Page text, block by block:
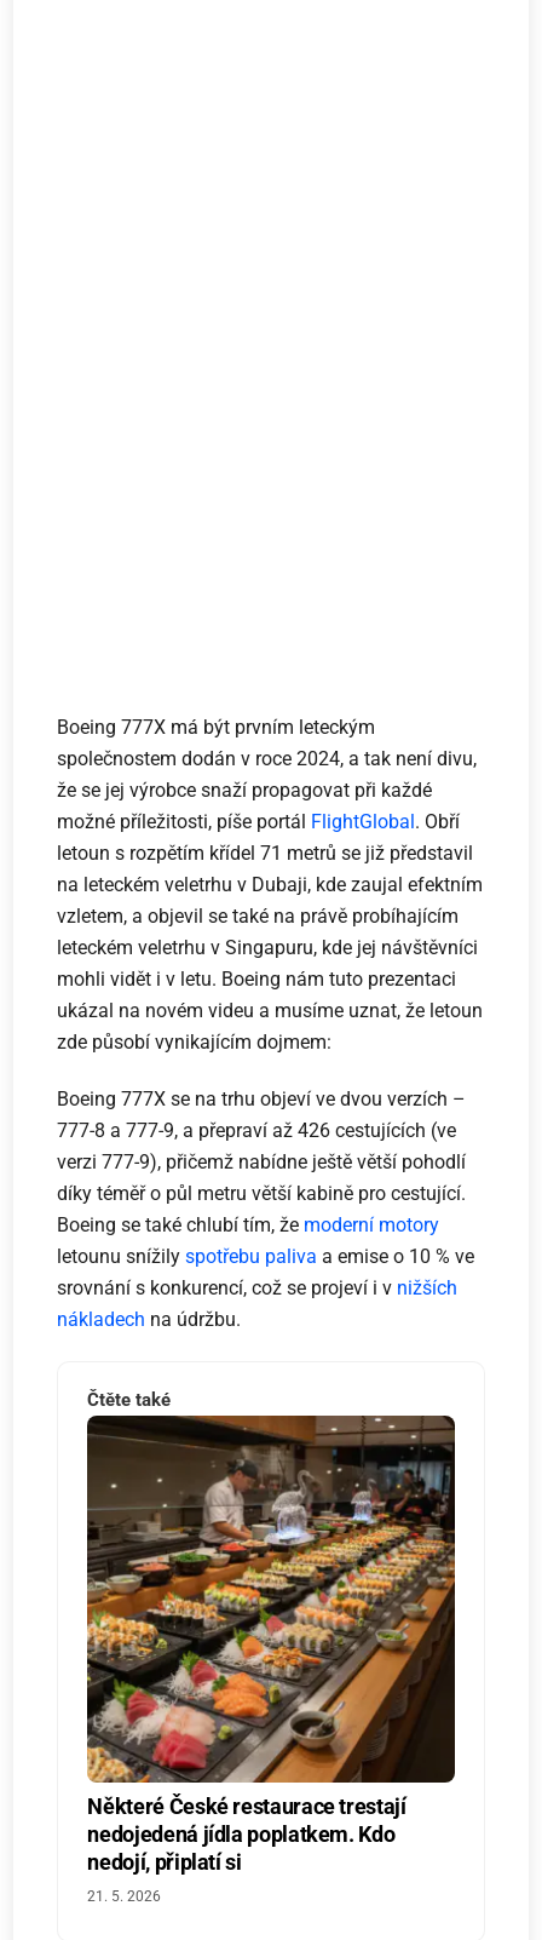
Boeing 777X má být prvním leteckým
společnostem dodán v roce 2024, a tak není divu,
že se jej výrobce snaží propagovat při každé
možné příležitosti, píše portál FlightGlobal. Obří
letoun s rozpětím křídel 71 metrů se již představil
na leteckém veletrhu v Dubaji, kde zaujal efektním
vzletem, a objevil se také na právě probíhajícím
leteckém veletrhu v Singapuru, kde jej návštěvníci
mohli vidět i v letu. Boeing nám tuto prezentaci
ukázal na novém videu a musíme uznat, že letoun
zde působí vynikajícím dojmem:
Boeing 777X se na trhu objeví ve dvou verzích –
777-8 a 777-9, a přepraví až 426 cestujících (ve
verzi 777-9), přičemž nabídne ještě větší pohodlí
díky téměř o půl metru větší kabině pro cestující.
Boeing se také chlubí tím, že moderní motory
letounu snížilyspotřebu paliva a emise o 10 % ve
srovnání s konkurencí, což se projeví i v nižších
nákladech na údržbu.
Čtěte také
Některé České restaurace trestají
nedojedená jídla poplatkem. Kdo
nedojí, připlatí si
21. 5. 2026